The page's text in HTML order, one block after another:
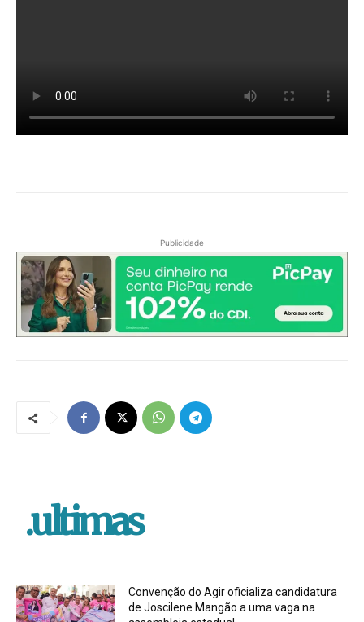
Publicidade
.ultimas
Convenção do Agir oficializa candidatura
de Joscilene Mangão a uma vaga na